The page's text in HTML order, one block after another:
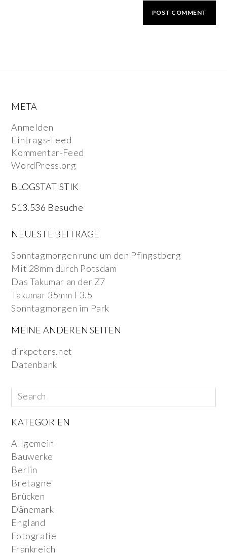
META
Anmelden
Eintrags-Feed
Kommentar-Feed
WordPress.org
BLOGSTATISTIK
513.536 Besuche
NEUESTE BEITRÄGE
Sonntagmorgen rund um den Pfingstberg
Mit 28mm durch Potsdam
Das Takumar an der Z7
Takumar 35mm F3.5
Sonntagmorgen im Park
MEINE ANDEREN SEITEN
dirkpeters.net
Datenbank
KATEGORIEN
Allgemein
Bauwerke
Berlin
Bretagne
Brücken
Dänemark
England
Fotografie
Frankreich